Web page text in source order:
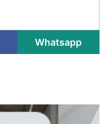
Whatsapp